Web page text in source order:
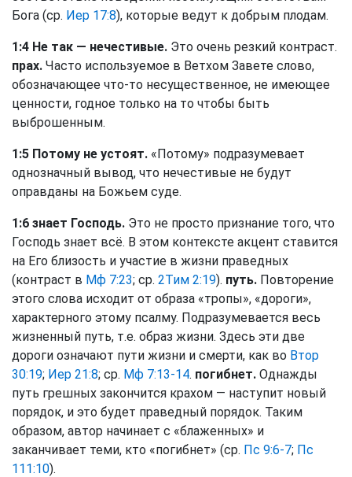
Бога (ср. Иер 17:8), которые ведут к добрым плодам.
1:4 Не так — нечестивые. Это очень резкий контраст.
прах. Часто используемое в Ветхом Завете слово,
обозначающее что-то несущественное, не имеющее
ценности, годное только на то чтобы быть
выброшенным.
1:5 Потому не устоят. «Потому» подразумевает
однозначный вывод, что нечестивые не будут
оправданы на Божьем суде.
1:6 знает Господь. Это не просто признание того, что
Господь знает всё. В этом контексте акцент ставится
на Его близость и участие в жизни праведных
(контраст в Мф 7:23; ср. 2Тим 2:19). путь. Повторение
этого слова исходит от образа «тропы», «дороги»,
характерного этому псалму. Подразумевается весь
жизненный путь, т.е. образ жизни. Здесь эти две
дороги означают пути жизни и смерти, как во Втор
30:19; Иер 21:8; ср. Мф 7:13-14. погибнет. Однажды
путь грешных закончится крахом — наступит новый
порядок, и это будет праведный порядок. Таким
образом, автор начинает с «блаженных» и
заканчивает теми, кто «погибнет» (ср. Пс 9:6-7; Пс
111:10).